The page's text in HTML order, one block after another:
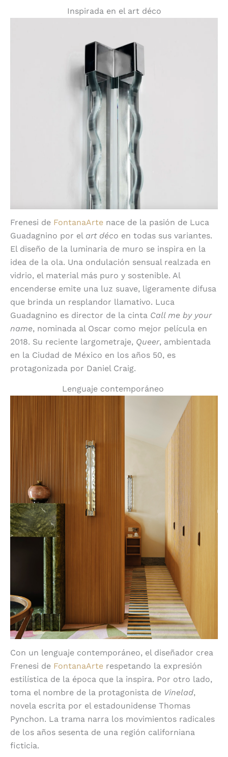
Inspirada en el art déco
Frenesi de FontanaArte nace de la pasión de Luca
Guadagnino por el art déco en todas sus variantes.
El diseño de la luminaria de muro se inspira en la
idea de la ola. Una ondulación sensual realzada en
vidrio, el material más puro y sostenible. Al
encenderse emite una luz suave, ligeramente difusa
que brinda un resplandor llamativo. Luca
Guadagnino es director de la cinta Call me by your
name, nominada al Oscar como mejor película en
2018. Su reciente largometraje, Queer, ambientada
en la Ciudad de México en los años 50, es
protagonizada por Daniel Craig.
Lenguaje contemporáneo
Con un lenguaje contemporáneo, el diseñador crea
Frenesi de FontanaArte respetando la expresión
estilística de la época que la inspira. Por otro lado,
toma el nombre de la protagonista de Vinelad,
novela escrita por el estadounidense Thomas
Pynchon. La trama narra los movimientos radicales
de los años sesenta de una región californiana
ficticia.